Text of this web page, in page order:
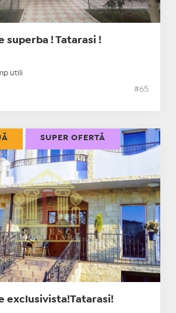
superba ! Tatarasi !
utili
#65
exclusivista!Tatarasi!
SUPER OFERTĂ